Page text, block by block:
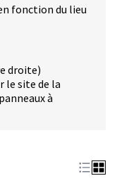
fonction du lieu
droite)
le site de la
à